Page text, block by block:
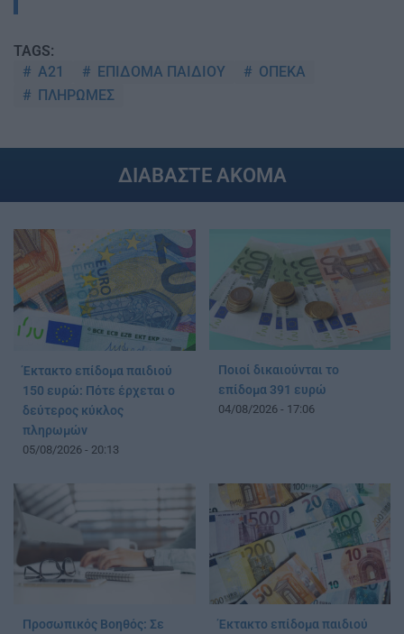
TAGS:
Α21
ΕΠΙΔΟΜΑ ΠΑΙΔΙΟΥ
ΟΠΕΚΑ
ΠΛΗΡΩΜΕΣ
ΔΙΑΒΑΣΤΕ ΑΚΟΜΑ
Έκτακτο επίδομα παιδιού
150 ευρώ: Πότε έρχεται ο
δεύτερος κύκλος
πληρωμών
05/08/2026 - 20:13
Ποιοί δικαιούνται το
επίδομα 391 ευρώ
04/08/2026 - 17:06
Προσωπικός Βοηθός: Σε
Έκτακτο επίδομα παιδιού